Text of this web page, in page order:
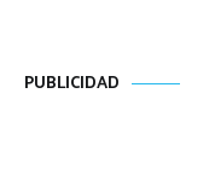
PUBLICIDAD